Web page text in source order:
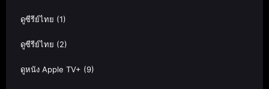
ดูซีรีย์ไทย (1)
ดูซีรีย์ไทย (2)
ดูหนัง Apple TV+ (9)